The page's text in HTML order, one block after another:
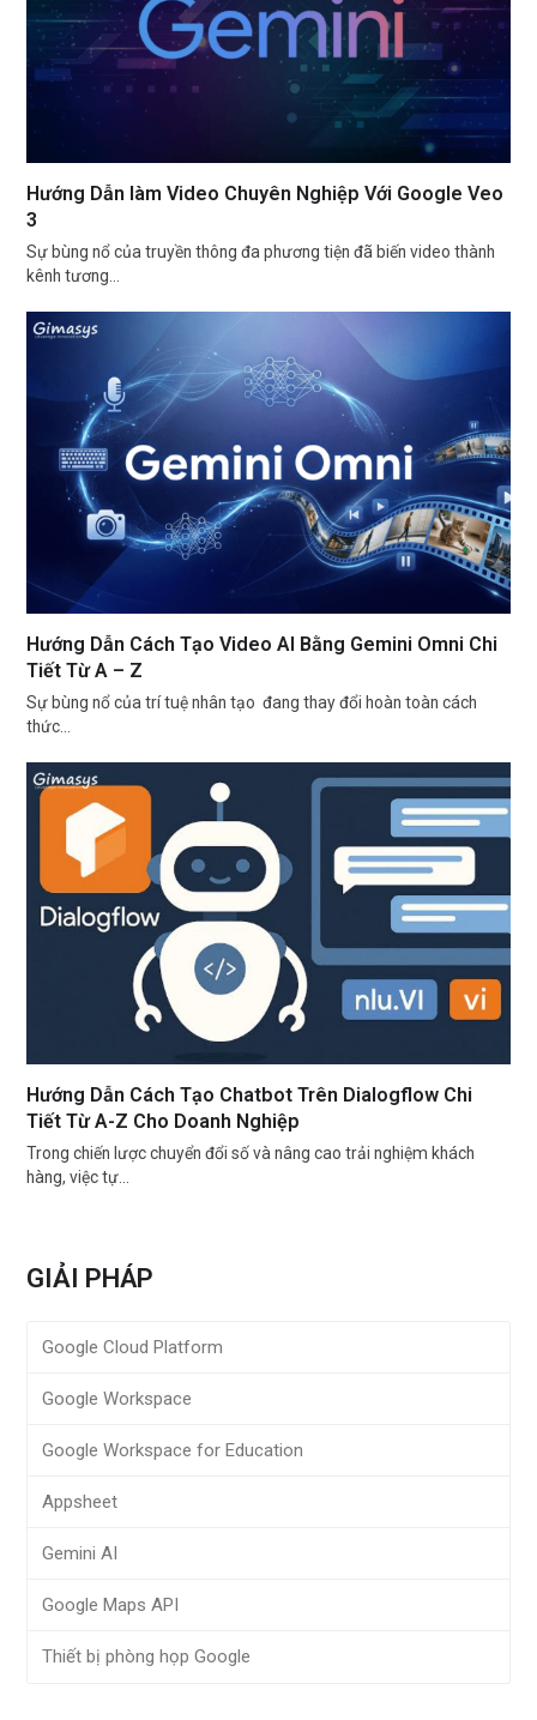
Hướng Dẫn làm Video Chuyên Nghiệp Với Google Veo
3
Sự bùng nổ của truyền thông đa phương tiện đã biến video thành
kênh tương…
Hướng Dẫn Cách Tạo Video AI Bằng Gemini Omni Chi
Tiết Từ A – Z
Sự bùng nổ của trí tuệ nhân tạo đang thay đổi hoàn toàn cách
thức…
Hướng Dẫn Cách Tạo Chatbot Trên Dialogflow Chi
Tiết Từ A-Z Cho Doanh Nghiệp
Trong chiến lược chuyển đổi số và nâng cao trải nghiệm khách
hàng, việc tự…
GIẢI PHÁP
Google Cloud Platform
Google Workspace
Google Workspace for Education
Appsheet
Gemini AI
Google Maps API
Thiết bị phòng họp Google